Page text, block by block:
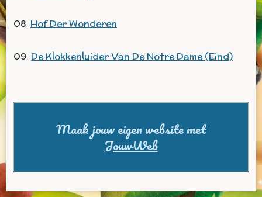
08. Hof Der Wonderen
09. De Klokkenluider Van De Notre Dame (Eind)
Maak jouw eigen website met
JouwWeb